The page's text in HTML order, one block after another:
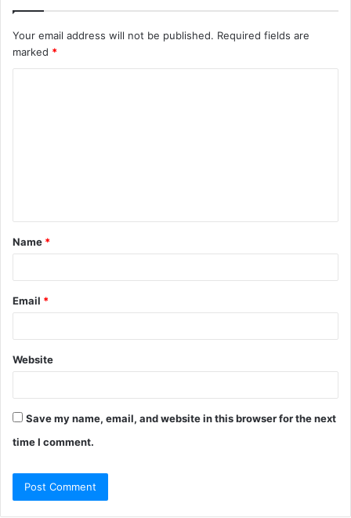
Your email address will not be published. Required fields are
marked *
t
*
Name *
Email *
Website
Save my name, email, and website in this browser for the next
time I comment.